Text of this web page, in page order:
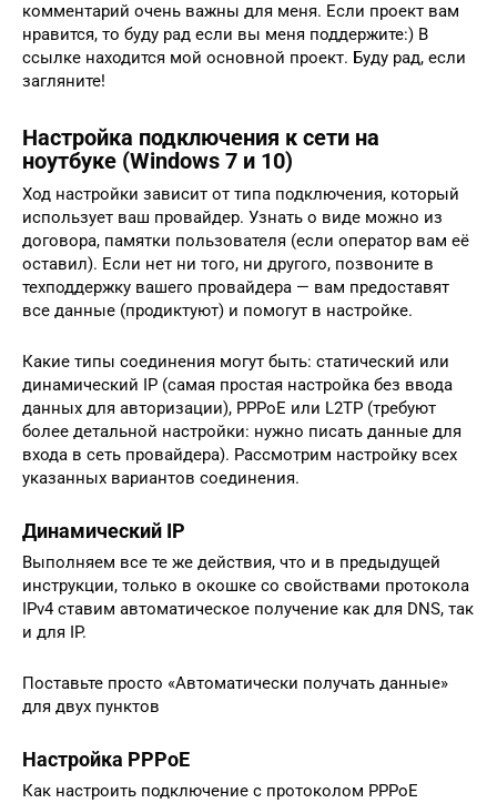
комментарий очень важны для меня. Если проект вам
нравится, то буду рад если вы меня поддержите:) В
ссылке находится мой основной проект. Буду рад, если
загляните!
Настройка подключения к сети на
ноутбуке (Windows 7 и 10)
Ход настройки зависит от типа подключения, который
использует ваш провайдер. Узнать о виде можно из
договора, памятки пользователя (если оператор вам её
оставил). Если нет ни того, ни другого, позвоните в
техподдержку вашего провайдера — вам предоставят
все данные (продиктуют) и помогут в настройке.
Какие типы соединения могут быть: статический или
динамический IP (самая простая настройка без ввода
данных для авторизации), PPPoE или L2TP (требуют
более детальной настройки: нужно писать данные для
входа в сеть провайдера). Рассмотрим настройку всех
указанных вариантов соединения.
Динамический IP
Выполняем все те же действия, что и в предыдущей
инструкции, только в окошке со свойствами протокола
IPv4 ставим автоматическое получение как для DNS, так
и для IP.
Поставьте просто «Автоматически получать данные»
для двух пунктов
Настройка PPPoE
Как настроить подключение с протоколом PPPoE